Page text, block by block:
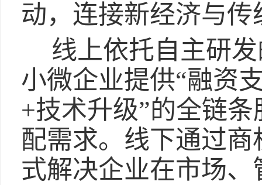
动，连接新经济与传
线上依托自主研
小微企业提供“融资
+技术升级”的全链
配需求。线下通过
式解决企业在市场